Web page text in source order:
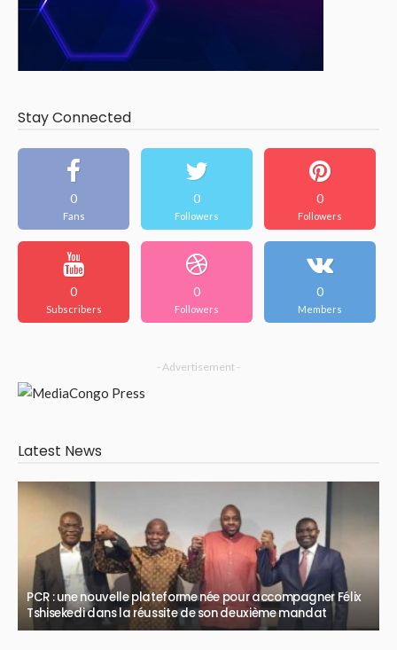
Stay Connected
0
Fans
0
Followers
0
Followers
0
Subscribers
0
Followers
0
Members
- Advertisement -
Latest News
PCR : une nouvelle plateforme née pour accompagner Félix
Tshisekedi dans la réussite de son deuxième mandat